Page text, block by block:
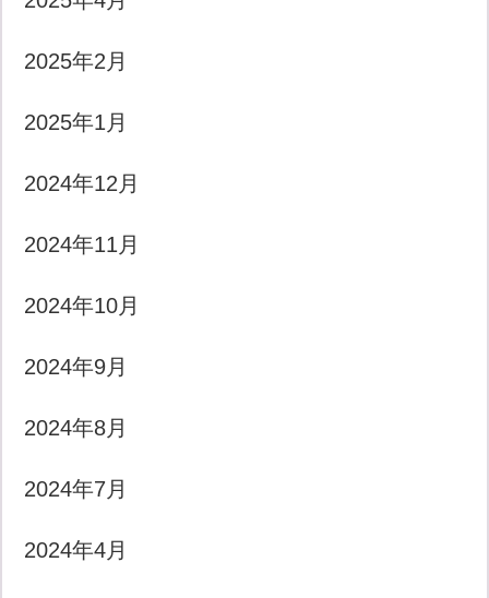
2025年2月
2025年1月
2024年12月
2024年11月
2024年10月
2024年9月
2024年8月
2024年7月
2024年4月